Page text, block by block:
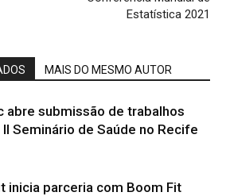
Estatística 2021
MAIS DO MESMO AUTOR
abre submissão de trabalhos
II Seminário de Saúde no Recife
inicia parceria com Boom Fit